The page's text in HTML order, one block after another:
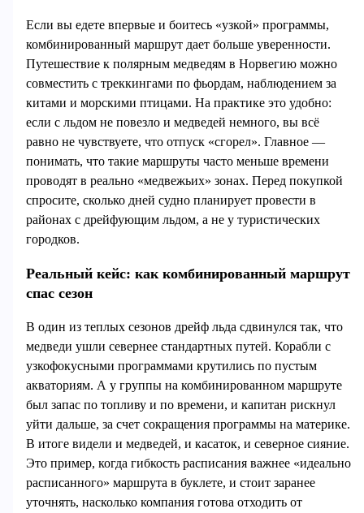
Если вы едете впервые и боитесь «узкой» программы,
комбинированный маршрут дает больше уверенности.
Путешествие к полярным медведям в Норвегию можно
совместить с треккингами по фьордам, наблюдением за
китами и морскими птицами. На практике это удобно:
если с льдом не повезло и медведей немного, вы всё
равно не чувствуете, что отпуск «сгорел». Главное —
понимать, что такие маршруты часто меньше времени
проводят в реально «медвежьих» зонах. Перед покупкой
спросите, сколько дней судно планирует провести в
районах с дрейфующим льдом, а не у туристических
городков.
Реальный кейс: как комбинированный маршрут
спас сезон
В один из теплых сезонов дрейф льда сдвинулся так, что
медведи ушли севернее стандартных путей. Корабли с
узкофокусными программами крутились по пустым
акваториям. А у группы на комбинированном маршруте
был запас по топливу и по времени, и капитан рискнул
уйти дальше, за счет сокращения программы на материке.
В итоге видели и медведей, и касаток, и северное сияние.
Это пример, когда гибкость расписания важнее «идеально
расписанного» маршрута в буклете, и стоит заранее
уточнять, насколько компания готова отходить от